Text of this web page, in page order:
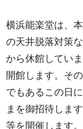
横浜能楽堂は、
の天井脱落対策
から休館してい
開館します。そ
でもあるこの日
まを御招待しま
等を開催します。